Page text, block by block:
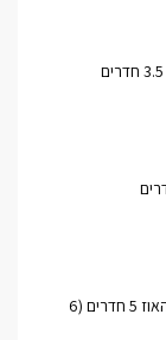
למכירה ברחוב נחל דן מיני פנטהאוז 5 חדרים (6